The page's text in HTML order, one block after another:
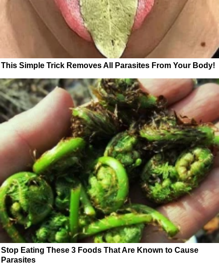
This Simple Trick Removes All Parasites From Your Body!
Stop Eating These 3 Foods That Are Known to Cause
Parasites